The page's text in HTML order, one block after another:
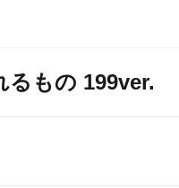
るもの 199ver.